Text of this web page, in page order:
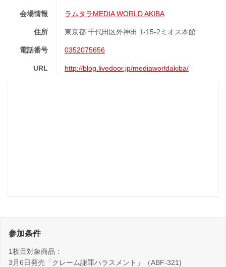
会場情報 ラムタラMEDIA WORLD AKIBA
住所 東京都 千代田区外神田 1-15-2ミオス本館
電話番号 0352075656
URL http://blog.livedoor.jp/mediaworldakiba/
参加条件
1枚目対象商品：
3月6日発売「クレーム謝罪ハラスメント」（ABF-321)